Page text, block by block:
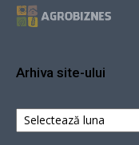
Arhiva site-ului
Arhiva
site-